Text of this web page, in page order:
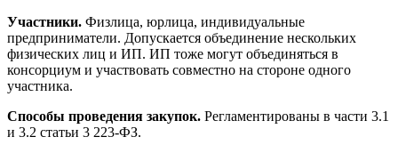
Участники. Физлица, юрлица, индивидуальные
предприниматели. Допускается объединение нескольких
физических лиц и ИП. ИП тоже могут объединяться в
консорциум и участвовать совместно на стороне одного
участника.
Способы проведения закупок. Регламентированы в части 3.1
и 3.2 статьи 3 223-ФЗ.